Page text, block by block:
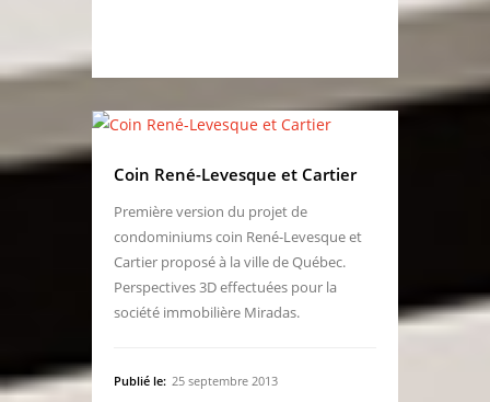
Coin René-Levesque et Cartier
Première version du projet de
condominiums coin René-Levesque et
Cartier proposé à la ville de Québec.
Perspectives 3D effectuées pour la
société immobilière Miradas.
Publié le: 25 septembre 2013